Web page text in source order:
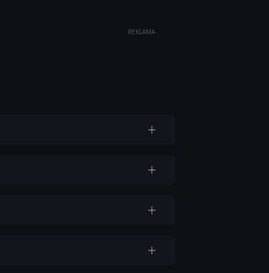
REKLAMA